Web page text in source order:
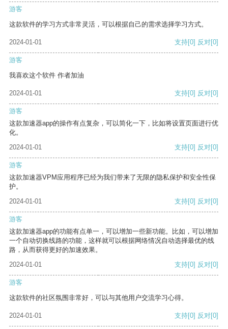
游客
这款软件的学习方式非常灵活，可以根据自己的需求选择学习方式。
2024-01-01 支持[0] 反对[0]
游客
我喜欢这个软件 作者加油
2024-01-01 支持[0] 反对[0]
游客
这款加速器app的操作有点复杂，可以简化一下，比如将设置页面进行优
化。
2024-01-01
支持[0] 反对[0]
游客
这款加速器VPM应用程序已经为我们带来了无限的隐私保护和安全性保
护。
2024-01-01
支持[0] 反对[0]
游客
这款加速器app的功能有点单一，可以增加一些新功能。比如，可以增加
一个自动切换线路的功能，这样就可以根据网络情况自动选择最优的线
路，从而获得更好的加速效果。
2024-01-01
支持[0] 反对[0]
游客
这款软件的社区氛围非常好，可以与其他用户交流学习心得。
2024-01-01 支持[0] 反对[0]